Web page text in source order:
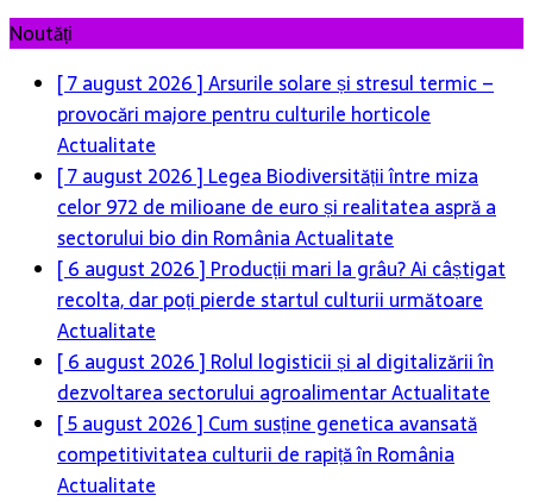
Noutăți
[ 7 august 2026 ]Arsurile solare și stresul termic –
provocări majore pentru culturile horticole
Actualitate
[ 7 august 2026 ] Legea Biodiversității între miza
celor 972 de milioane de euro și realitatea aspră a
sectorului bio din RomâniaActualitate
[ 6 august 2026 ] Producții mari la grâu? Ai câștigat
recolta, dar poți pierde startul culturii următoare
Actualitate
[ 6 august 2026 ] Rolul logisticii și al digitalizării în
dezvoltarea sectorului agroalimentarActualitate
[ 5 august 2026 ] Cum susține genetica avansată
competitivitatea culturii de rapiță în România
Actualitate